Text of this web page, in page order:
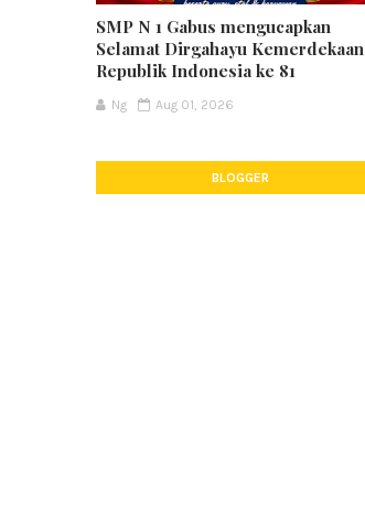
SMP N 1 Gabus mengucapkan
Selamat Dirgahayu Kemerdekaan
Republik Indonesia ke 81
Ng Aug 01, 2026
BLOGGER